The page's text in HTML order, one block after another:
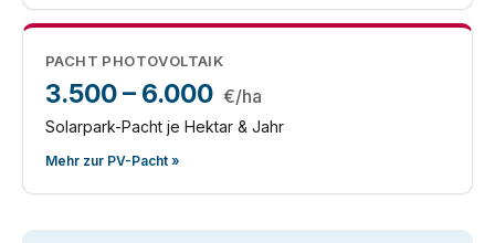
PACHT PHOTOVOLTAIK
3.500 – 6.000 €/ha
Solarpark-Pacht je Hektar & Jahr
Mehr zur PV-Pacht »